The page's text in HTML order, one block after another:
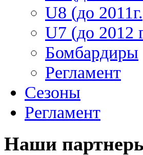
U8 (до
U7 (до 2012
Бомбардиры
Регламент
Сезоны
Регламент
Наши